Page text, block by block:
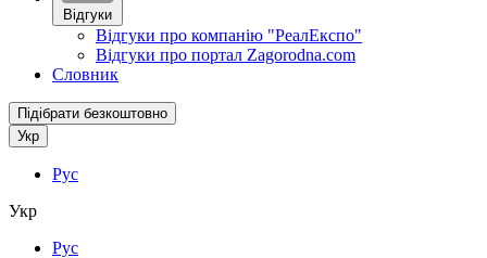
Відгуки
Відгуки про компанію "РеалЕкспо"
Відгуки про портал Zagorodna.com
Словник
Підібрати безкоштовно
Укр
Рус
Укр
Рус